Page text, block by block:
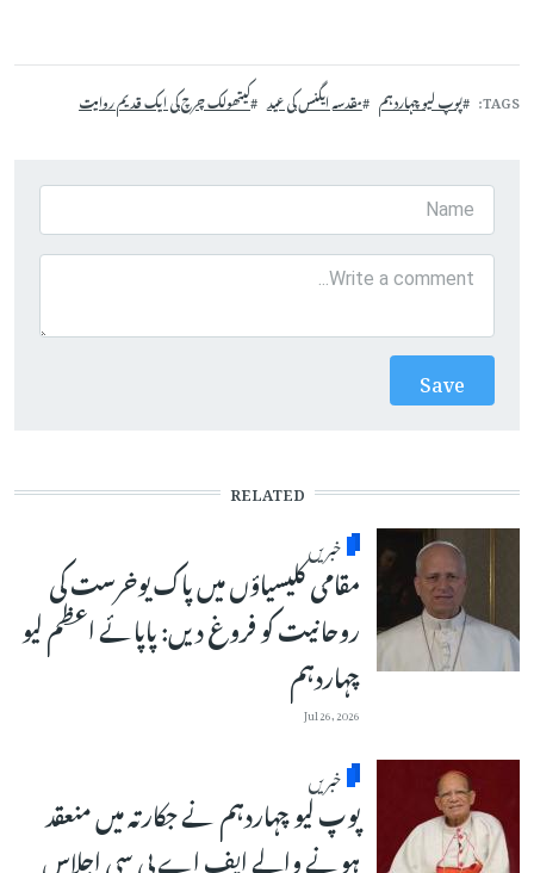
TAGS پوپ لیو چہاردہم مقدسہ ایگنس کی عید کیتھولک چرچ کی ایک قدیم روایت
RELATED
خبریں
مقامی کلیسیاؤں میں پاک یوخرست کی
روحانیت کو فروغ دیں: پاپائے اعظم لیو
چہاردہم
Jul 26, 2026
خبریں
پوپ لیو چہاردہم نے جکارتہ میں منعقد
ہونے والے ایف اے بی سی اجلاس